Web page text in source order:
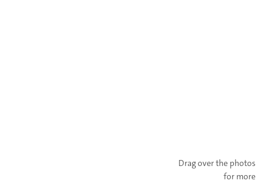
Drag over the photos
for more